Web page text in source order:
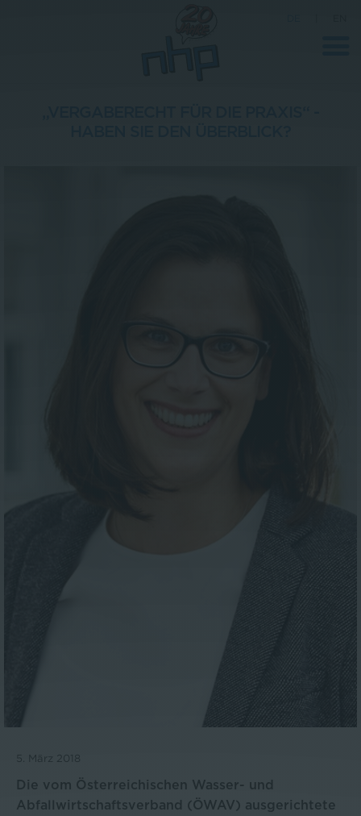
5. März 2018
Die vom Österreichischen Wasser- und
Abfallwirtschaftsverband (ÖWAV) ausgerichtete